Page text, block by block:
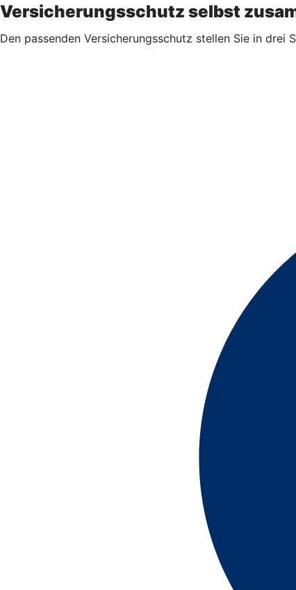
Versicherungsschutz selbst
Den passenden Versicherungsschutz stellen Sie in drei